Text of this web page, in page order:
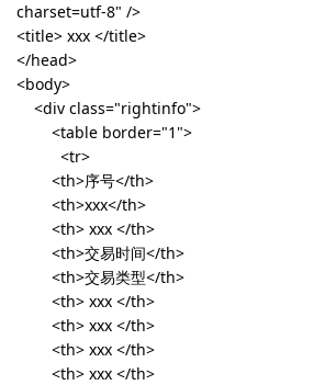
charset=utf-8" />
<title> xxx </title>
</head>
<body>
<div class="rightinfo">
<table border="1">
<tr>
<th>序号</th>
<th>xxx</th>
<th> xxx </th>
<th>交易时间</th>
<th>交易类型</th>
<th> xxx </th>
<th> xxx </th>
<th> xxx </th>
<th> xxx </th>